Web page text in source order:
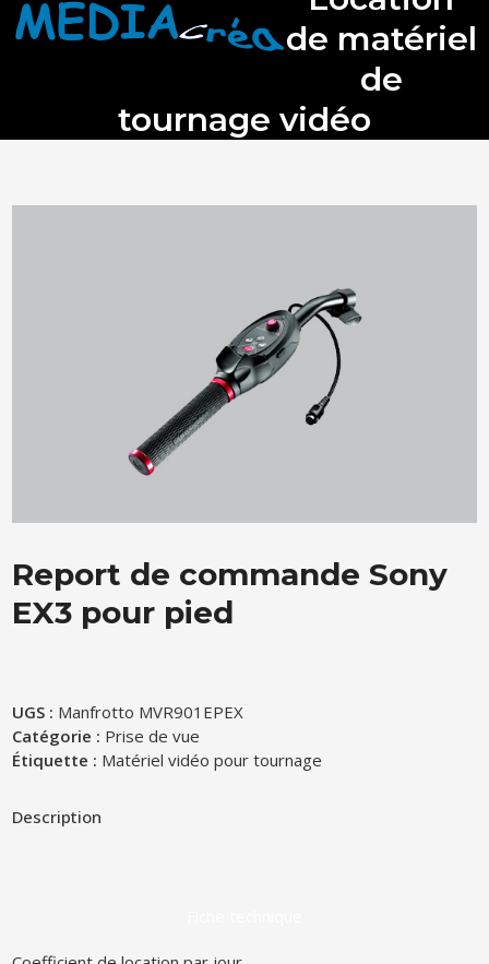
Skip
mobile
mobile
de matériel
de
tournage vidéo
Report de commande Sony
EX3 pour pied
UGS : Manfrotto MVR901EPEX
Catégorie : Prise de vue
Étiquette : Matériel vidéo pour tournage
Description